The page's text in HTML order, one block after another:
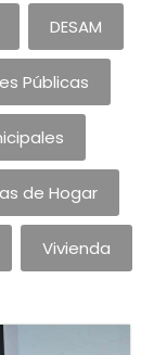
DESAM
Públicas
de Hogar
Vivienda